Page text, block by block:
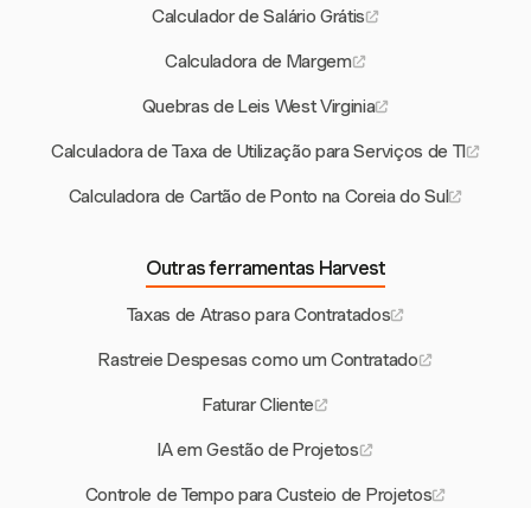
Calculador de Salário Grátis
Calculadora de Margem
Quebras de Leis West Virginia
Calculadora de Taxa de Utilização para Serviços de TI
Calculadora de Cartão de Ponto na Coreia do Sul
Outras ferramentas Harvest
Taxas de Atraso para Contratados
Rastreie Despesas como um Contratado
Faturar Cliente
IA em Gestão de Projetos
Controle de Tempo para Custeio de Projetos